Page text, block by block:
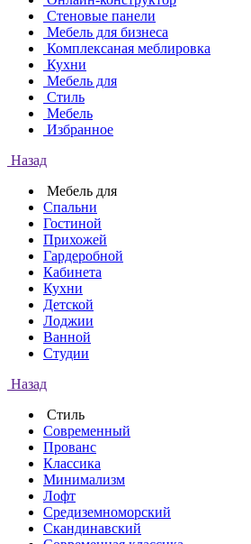
Стеновые панели
Мебель для бизнеса
Комплексаная меблировка
Кухни
Мебель для
Стиль
Мебель
Избранное
Назад
Мебель для
Спальни
Гостиной
Прихожей
Гардеробной
Кабинета
Кухни
Детской
Лоджии
Ванной
Студии
Назад
Стиль
Современный
Прованс
Классика
Минимализм
Лофт
Средиземноморский
Скандинавский